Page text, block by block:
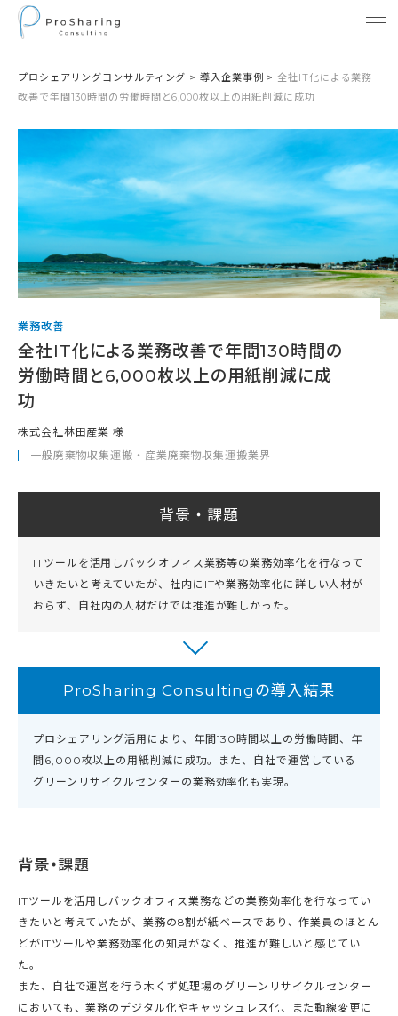
プロシェアリングコンサルティング >導入企業事例 > 全社IT化による業務
改善で年間130時間の労働時間と6,000枚以上の用紙削減に成功
業務改善
全社IT化による業務改善で年間130時間の
労働時間と6,000枚以上の用紙削減に成
功
株式会社林田産業 様
一般廃棄物収集運搬・産業廃棄物収集運搬業界
背景・課題
ITツールを活用しバックオフィス業務等の業務効率化を行なって
いきたいと考えていたが、社内にITや業務効率化に詳しい人材が
おらず、自社内の人材だけでは推進が難しかった。
ProSharing Consultingの導入結果
プロシェアリング活用により、年間130時間以上の労働時間、年
間6,000枚以上の用紙削減に成功。また、自社で運営している
グリーンリサイクルセンターの業務効率化も実現。
背景・課題
ITツールを活用しバックオフィス業務などの業務効率化を行なってい
きたいと考えていたが、業務の8割が紙ベースであり、作業員のほとん
どがITツールや業務効率化の知見がなく、推進が難しいと感じてい
た。
また、自社で運営を行う木くず処理場のグリーンリサイクルセンター
においても、業務のデジタル化やキャッシュレス化、また動線変更に